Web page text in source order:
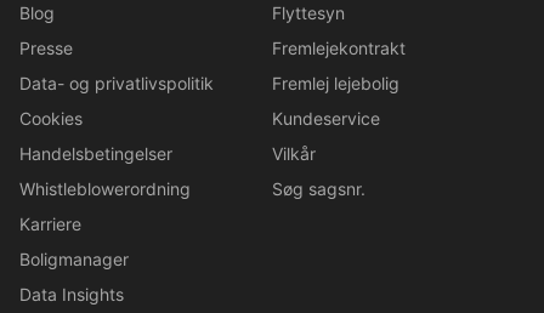
Blog
Presse
Data- og privatlivspolitik
Cookies
Handelsbetingelser
Whistleblowerordning
Karriere
Boligmanager
Data Insights
Flyttesyn
Fremlejekontrakt
Fremlej lejebolig
Kundeservice
Vilkår
Søg sagsnr.